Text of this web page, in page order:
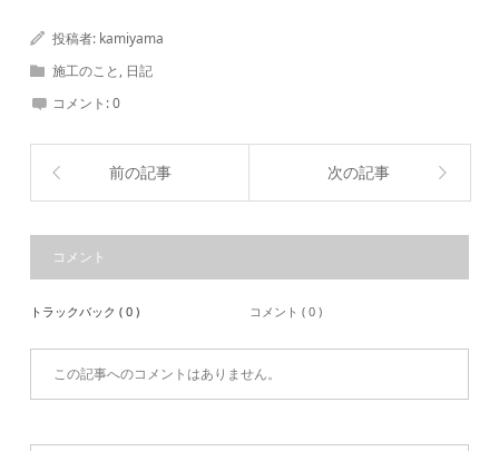
投稿者: kamiyama
施工のこと, 日記
コメント:0
前の記事 次の記事
コメント
トラックバック ( 0 ) コメント ( 0 )
この記事へのコメントはありません。